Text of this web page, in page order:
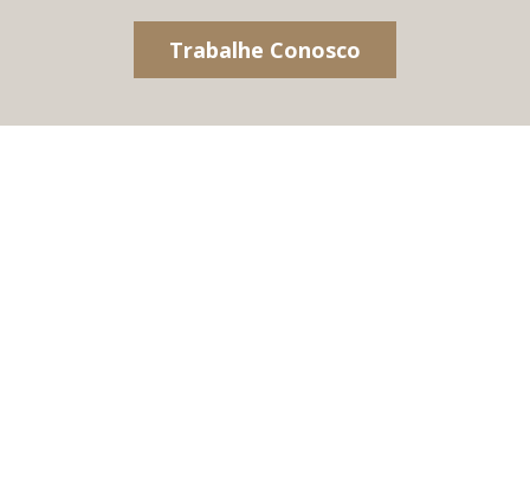
Trabalhe Conosco